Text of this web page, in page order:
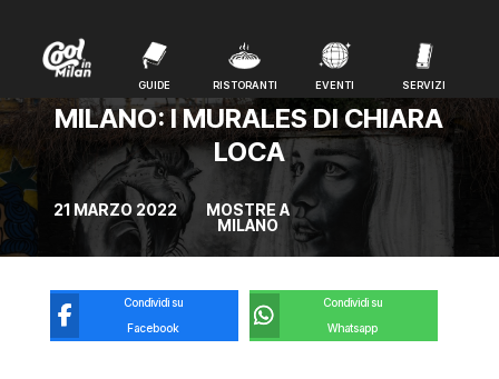
GUIDE RISTORANTI EVENTI SERVIZI
GUIDE RISTORANTI EVENTI SERVIZI
MILANO: I MURALES DI CHIARA
LOCA
21 MARZO 2022
MOSTRE A
MILANO
Condividi su
Facebook
Condividi su
Whatsapp